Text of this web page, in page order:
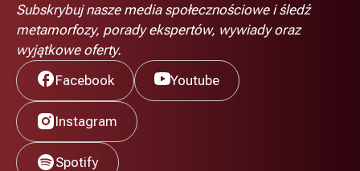
Subskrybuj nasze media społecznościowe i śledź
metamorfozy, porady ekspertów, wywiady oraz
wyjątkowe oferty.
Facebook
Youtube
Instagram
Spotify